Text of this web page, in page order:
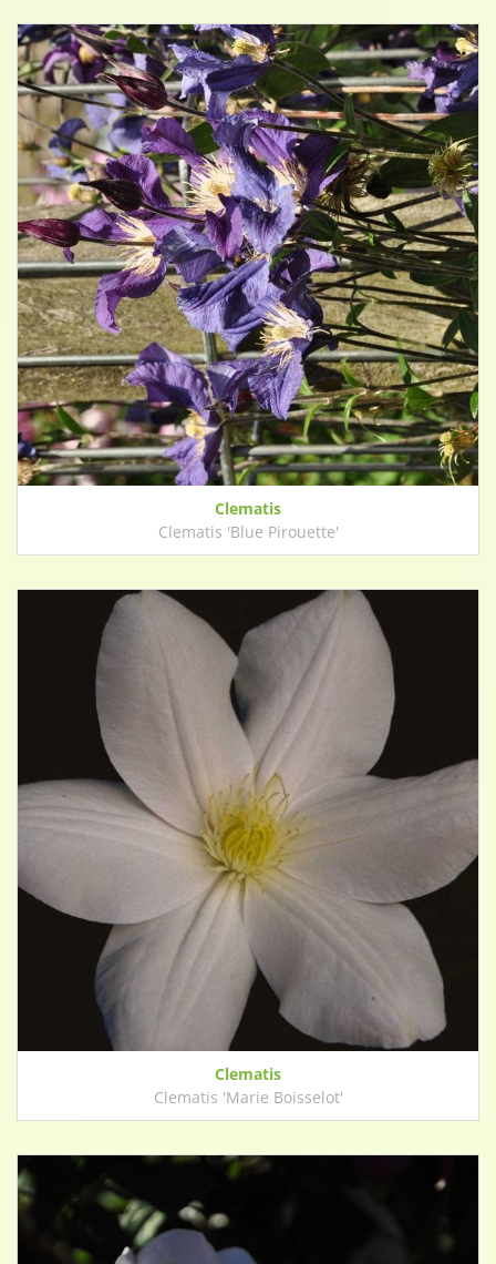
Clematis
Clematis 'Blue Pirouette'
Clematis
Clematis 'Marie Boisselot'